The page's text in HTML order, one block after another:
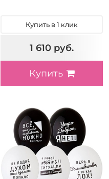
Купить в 1 клик
1 610 руб.
Купить